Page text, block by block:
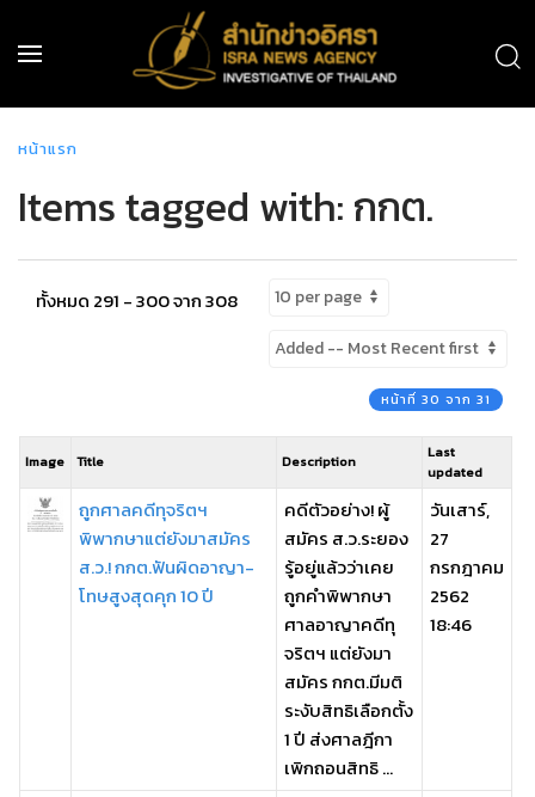
หน้าแรก
Items tagged with: กกต.
ทั้งหมด 291 - 300 จาก 308
หน้าที่ 30 จาก 31
Image Title Description
Last
updated
ถูกศาลคดีทุจริตฯ
พิพากษาแต่ยังมาสมัคร
ส.ว.! กกต.ฟันผิดอาญา-
โทษสูงสุดคุก 10 ปี
คดีตัวอย่าง! ผู้
สมัคร ส.ว.ระยอง
รู้อยู่แล้วว่าเคย
ถูกคำพิพากษา
ศาลอาญาคดีทุ
จริตฯ แต่ยังมา
สมัคร กกต.มีมติ
ระงับสิทธิเลือกตั้ง
1 ปี ส่งศาลฎีกา
เพิกถอนสิทธิ ...
วันเสาร์,
27
กรกฎาคม
2562
18:46